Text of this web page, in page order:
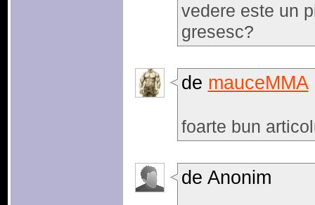
vedere este un
gresesc?
de mauceMMA
foarte bun
de Anonim